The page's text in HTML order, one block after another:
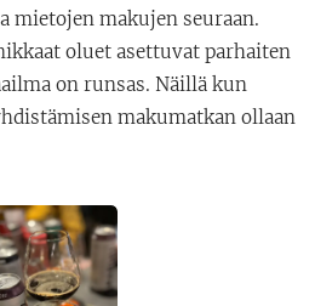
mietojen makujen seuraan.
oluet asettuvat parhaiten
on runsas. Näillä kun
makumatkan ollaan